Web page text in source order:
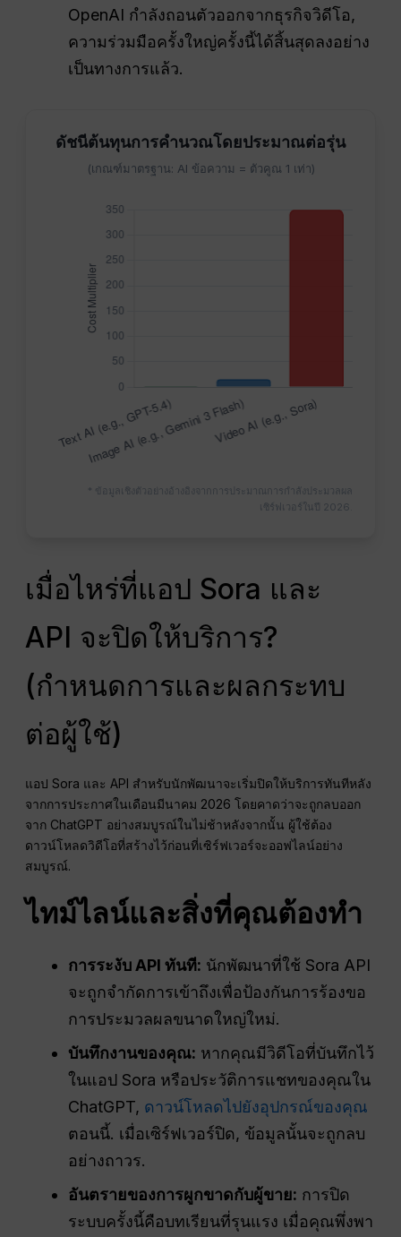
OpenAI กำลังถอนตัวออกจากธุรกิจวิดีโอ,
ความร่วมมือครั้งใหญ่ครั้งนี้ได้สิ้นสุดลงอย่าง
เป็นทางการแล้ว.
ดัชนีต้นทุนการคำนวณโดยประมาณต่อรุ่น
(เกณฑ์มาตรฐาน: AI ข้อความ = ตัวคูณ 1 เท่า)
* ข้อมูลเชิงตัวอย่างอ้างอิงจากการประมาณการกำลังประมวลผล
เซิร์ฟเวอร์ในปี 2026.
เมื่อไหร่ที่แอป Sora และ
API จะปิดให้บริการ?
(กำหนดการและผลกระทบ
ต่อผู้ใช้)
แอป Sora และ API สำหรับนักพัฒนาจะเริ่มปิดให้บริการทันทีหลัง
จากการประกาศในเดือนมีนาคม 2026 โดยคาดว่าจะถูกลบออก
จาก ChatGPT อย่างสมบูรณ์ในไม่ช้าหลังจากนั้น ผู้ใช้ต้อง
ดาวน์โหลดวิดีโอที่สร้างไว้ก่อนที่เซิร์ฟเวอร์จะออฟไลน์อย่าง
สมบูรณ์.
ไทม์ไลน์และสิ่งที่คุณต้องทำ
การระงับ API ทันที: นักพัฒนาที่ใช้ Sora API
จะถูกจำกัดการเข้าถึงเพื่อป้องกันการร้องขอ
การประมวลผลขนาดใหญ่ใหม่.
บันทึกงานของคุณ: หากคุณมีวิดีโอที่บันทึกไว้
ในแอป Sora หรือประวัติการแชทของคุณใน
ChatGPT, ดาวน์โหลดไปยังอุปกรณ์ของคุณ
ตอนนี้. เมื่อเซิร์ฟเวอร์ปิด, ข้อมูลนั้นจะถูกลบ
อย่างถาวร.
อันตรายของการผูกขาดกับผู้ขาย: การปิด
ระบบครั้งนี้คือบทเรียนที่รุนแรง เมื่อคุณพึ่งพา